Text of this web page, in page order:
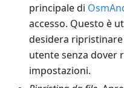
principale di
accesso. Questo è
desidera
utente senza dover
impostazioni.